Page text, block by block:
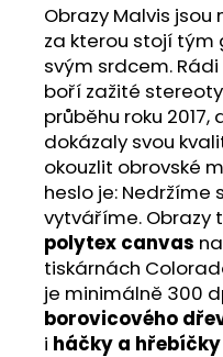
Obrazy Malvis
za kterou stojí tým
svým srdcem.
boří zažité
průběhu roku
dokázaly svou
okouzlit obrovské
heslo je: Nedržíme
vytváříme. Obrazy
polytex canvas
tiskárnách
je minimálně 300
borovicového
i háčky a hřebíčky